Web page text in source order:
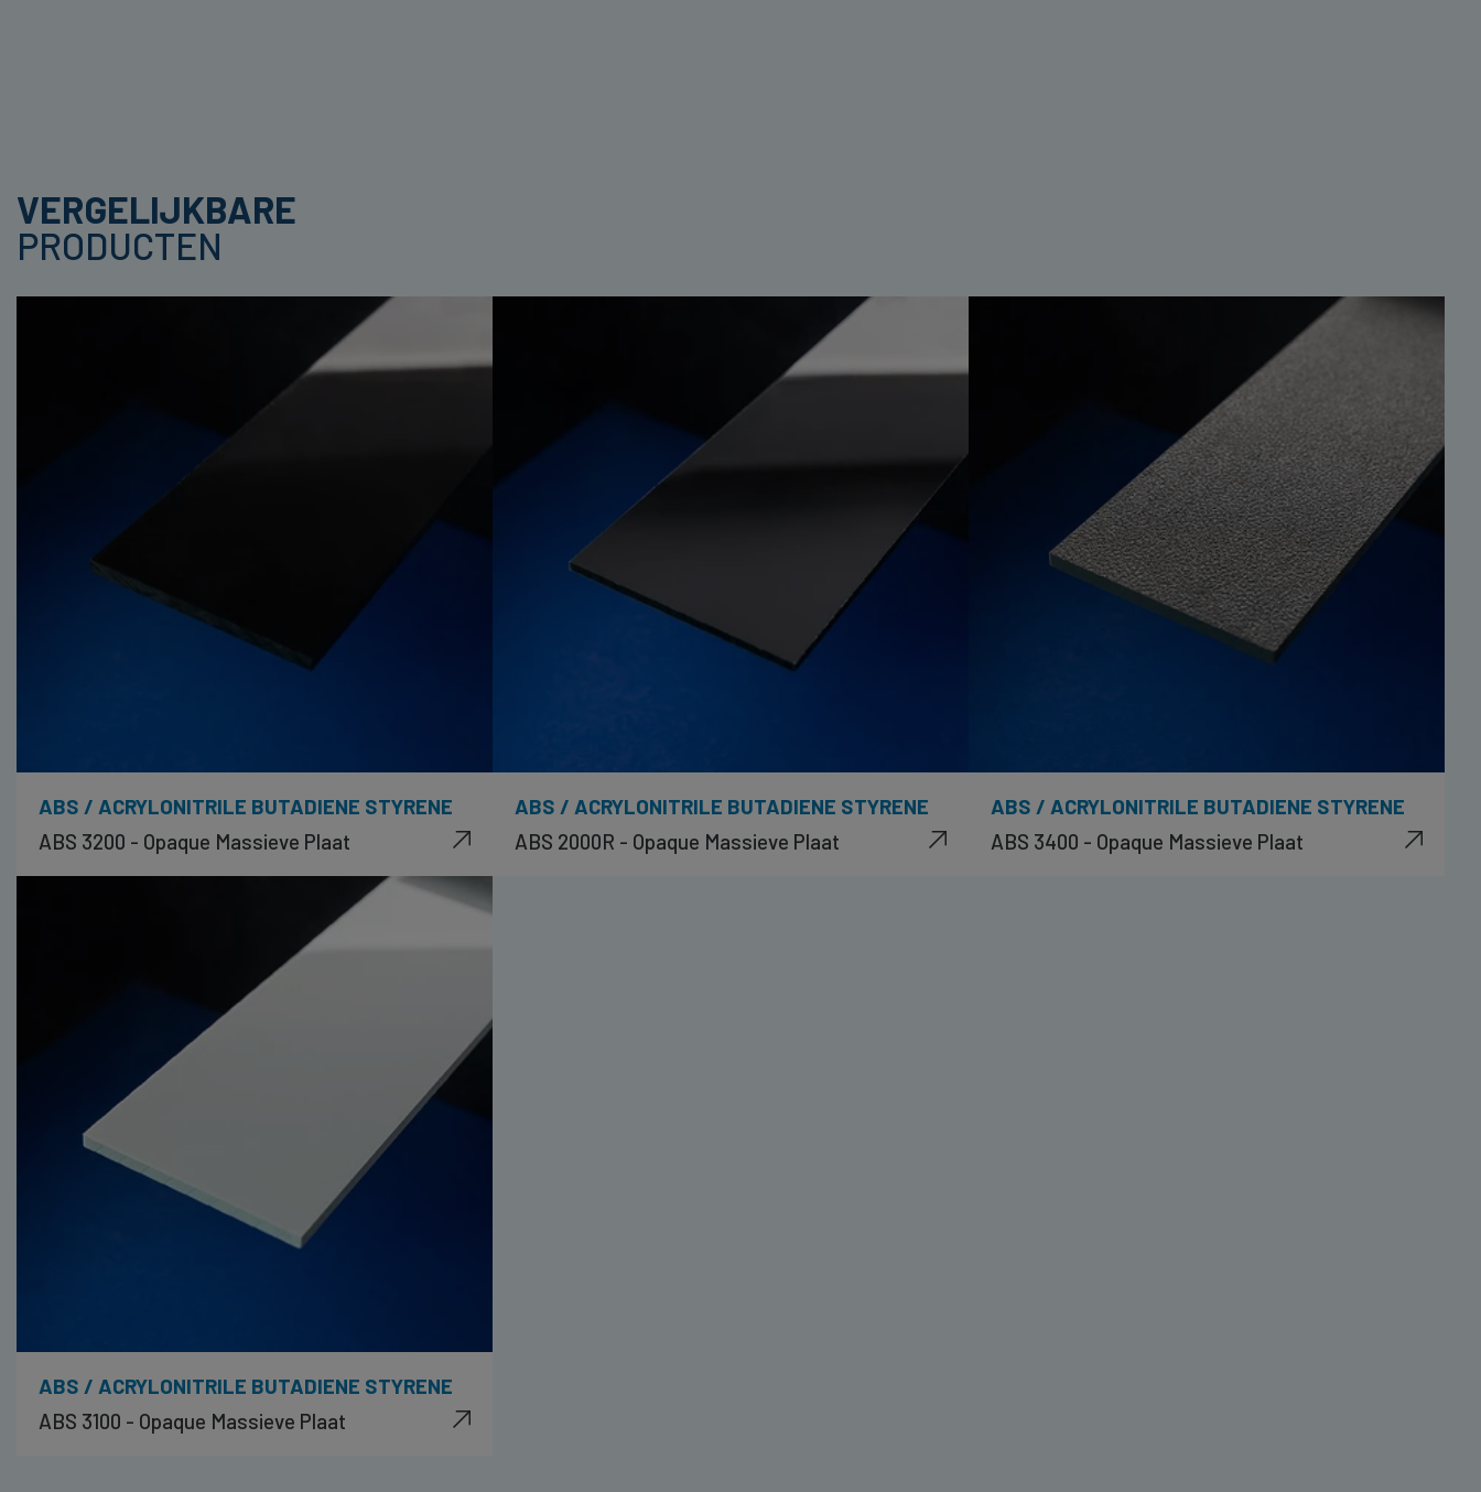
VERGELIJKBARE
PRODUCTEN
ABS / ACRYLONITRILE BUTADIENE STYRENE
ABS 3200 - Opaque Massieve Plaat
ABS / ACRYLONITRILE BUTADIENE STYRENE
ABS 2000R - Opaque Massieve Plaat
ABS / ACRYLONITRILE BUTADIENE STYRENE
ABS 3400 - Opaque Massieve Plaat
ABS / ACRYLONITRILE BUTADIENE STYRENE
ABS 3100 - Opaque Massieve Plaat